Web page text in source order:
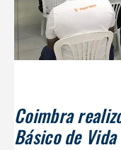
Coimbra
Básico de